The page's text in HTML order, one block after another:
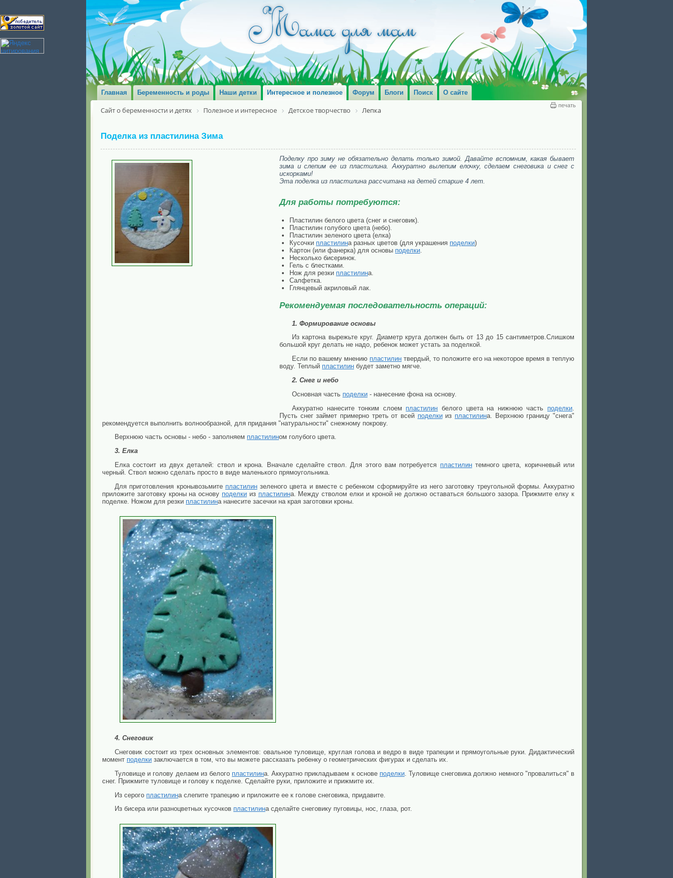
Главная Беременность и роды Наши детки Интересное и полезное Форум Блоги Поиск О сайте
печать
Сайт о беременности и детях Полезное и интересное Детское творчество Лепка
Поделка из пластилина Зима
Поделку про зиму не обязательно делать только зимой. Давайте вспомним, какая бывает
зима и слепим ее из пластилина. Аккуратно вылепим елочку, сделаем снеговика и снег с
искорками!
Эта поделка из пластилина рассчитана на детей старше 4 лет.
Для работы потребуются:
Пластилин белого цвета (снег и снеговик).
Пластилин голубого цвета (небо).
Пластилин зеленого цвета (елка)
Кусочки пластилина разных цветов (для украшения поделки)
Картон (или фанерка) для основы поделки
Несколько бисеринок.
Гель с блестками.
Нож для резки пластилина.
Салфетка.
Глянцевый акриловый лак.
Рекомендуемая последовательность операций:
1. Формирование основы
Из картона вырежьте круг. Диаметр круга должен быть от 13 до 15 сантиметров.Слишком
большой круг делать не надо, ребенок может устать за поделкой.
Если по вашему мнению пластилин твердый, то положите его на некоторое время в теплую
воду. Теплый пластилин будет заметно мягче.
2. Снег и небо
Основная часть поделки - нанесение фона на основу.
Аккуратно нанесите тонким слоем пластилин белого цвета на нижнюю часть поделки
Пусть снег займет примерно треть от всей поделкииз пластилина. Верхнюю границу "снега"
рекомендуется выполнить волнообразной, для придания "натуральности" снежному покрову.
Верхнюю часть основы - небо - заполняем пластилином голубого цвета.
3. Елка
Елка состоит из двух деталей: ствол и крона. Вначале сделайте ствол. Для этого вам потребуется пластилинтемного цвета, коричневый или
черный. Ствол можно сделать просто в виде маленького прямоугольника.
Для приготовления кронывозьмите пластилинзеленого цвета и вместе с ребенком сформируйте из него заготовку треугольной формы. Аккуратно
приложите заготовку кроны на основу поделки из пластилина. Между стволом елки и кроной не должно оставаться большого зазора. Прижмите елку к
поделке. Ножом для резки пластилина нанесите засечки на края заготовки кроны.
4. Снеговик
Снеговик состоит из трех основных элементов: овальное туловище, круглая голова и ведро в виде трапеции и прямоугольные руки. Дидактический
момент поделки заключается в том, что вы можете рассказать ребенку о геометрических фигурах и сделать их.
Туловище и голову делаем из белого пластилина. Аккуратно прикладываем к основе поделки. Туловище снеговика должно немного "провалиться" в
снег. Прижмите туловище и голову к поделке. Сделайте руки, приложите и прижмите их.
Из серого пластилина слепите трапецию и приложите ее к голове снеговика, придавите.
Из бисера или разноцветных кусочков пластилина сделайте снеговику пуговицы, нос, глаза, рот.